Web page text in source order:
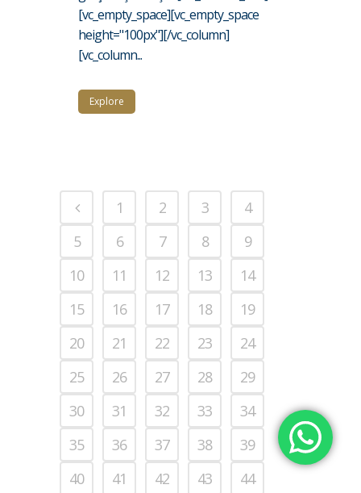
[vc_empty_space][vc_empty_space
height="100px"][/vc_column]
[vc_column...
Explore
1 2 3
4
5
6 7 8
9
10
11 12 13
14
15
16 17 18
19
20
21 22 23
24
25
26 27 28
29
30
31 32 33
34
35
36 37 38
39
40
41 42 43 44